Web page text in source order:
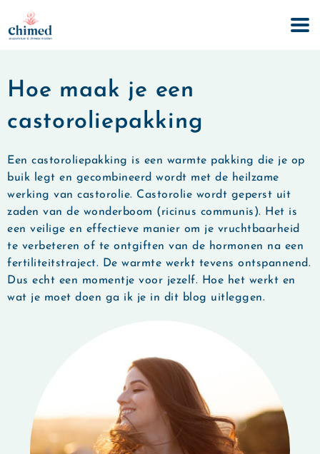
Hoe maak je een
castoroliepakking
Een castoroliepakking is een warmte pakking die je op
buik legt en gecombineerd wordt met de heilzame
werking van castorolie. Castorolie wordt geperst uit
zaden van de wonderboom (ricinus communis). Het is
een veilige en effectieve manier om je vruchtbaarheid
te verbeteren of te ontgiften van de hormonen na een
fertiliteitstraject. De warmte werkt tevens ontspannend.
Dus echt een momentje voor jezelf. Hoe het werkt en
wat je moet doen ga ik je in dit blog uitleggen.